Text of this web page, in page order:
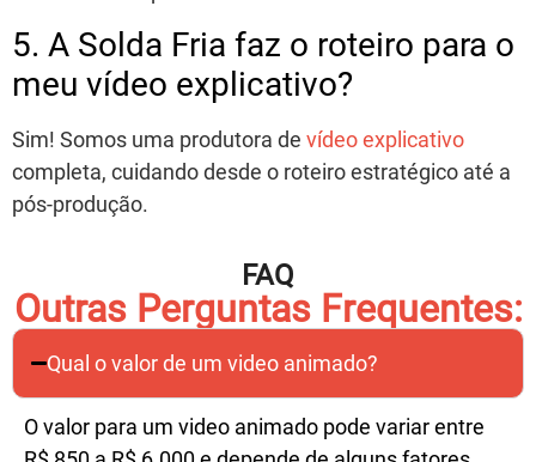
5. A Solda Fria faz o roteiro para o
meu vídeo explicativo?
Sim! Somos uma produtora de vídeo explicativo
completa, cuidando desde o roteiro estratégico até a
pós-produção.
FAQ
Outras Perguntas Frequentes:
Qual o valor de um video animado?
O valor para um video animado pode variar entre